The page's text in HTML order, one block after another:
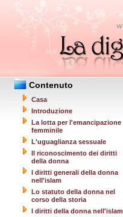
Contenuto
Casa
Introduzione
La lotta per l'emancipazione
femminile
L'uguaglianza sessuale
Il riconoscimento dei diritti
della donna
I diritti generali della donna
nell'islam
Lo statuto della donna nel
corso della storia
I diritti della donna nell'islam